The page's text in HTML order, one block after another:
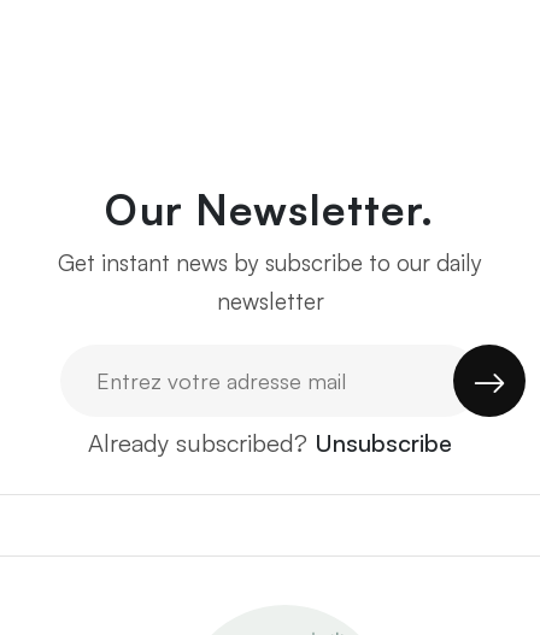
Our Newsletter.
Get instant news by subscribe to our daily
newsletter
Already subscribed? Unsubscribe